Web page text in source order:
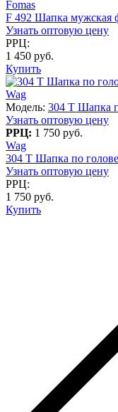
Fomas
F 492 Шапка мужская
Узнать оптовую цену
РРЦ:
1 450 руб.
Купить
Wag
Модель: 304 T Шапка
Узнать оптовую цену
РРЦ: 1 750 руб.
Wag
304 T Шапка по
Узнать оптовую цену
РРЦ:
1 750 руб.
Купить